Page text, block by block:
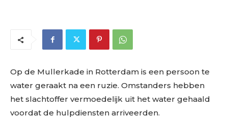
Op de Mullerkade in Rotterdam is een persoon te
water geraakt na een ruzie. Omstanders hebben
het slachtoffer vermoedelijk uit het water gehaald
voordat de hulpdiensten arriveerden.